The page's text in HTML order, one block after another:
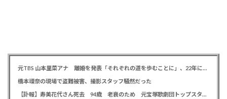
元TBS 山本里菜アナ 離婚を発表「それぞれの道を歩むことに」、22年に一般男性と結婚
橋本環奈の現場で盗難被害、撮影スタッフ騒然だった
【訃報】寿美花代さん死去 94歳 老衰のため 元宝塚歌劇団トップスター、夫は高島忠夫さん、息子は高嶋政宏・政伸